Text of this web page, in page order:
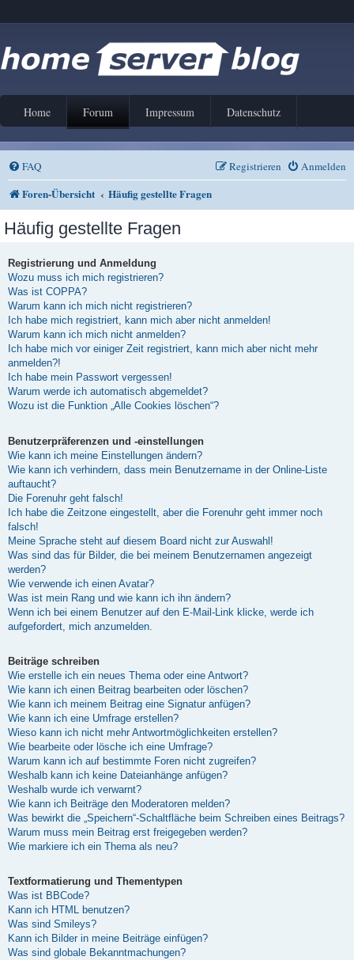
Home Forum Impressum Datenschutz
FAQ Anmelden
Registrieren
Foren-Übersicht Häufig gestellte Fragen
Häufig gestellte Fragen
Registrierung und Anmeldung
Wozu muss ich mich registrieren?
Was ist COPPA?
Warum kann ich mich nicht registrieren?
Ich habe mich registriert, kann mich aber nicht anmelden!
Warum kann ich mich nicht anmelden?
Ich habe mich vor einiger Zeit registriert, kann mich aber nicht mehr
anmelden?!
Ich habe mein Passwort vergessen!
Warum werde ich automatisch abgemeldet?
Wozu ist die Funktion „Alle Cookies löschen“?
Benutzerpräferenzen und -einstellungen
Wie kann ich meine Einstellungen ändern?
Wie kann ich verhindern, dass mein Benutzername in der Online-Liste
auftaucht?
Die Forenuhr geht falsch!
Ich habe die Zeitzone eingestellt, aber die Forenuhr geht immer noch
falsch!
Meine Sprache steht auf diesem Board nicht zur Auswahl!
Was sind das für Bilder, die bei meinem Benutzernamen angezeigt
werden?
Wie verwende ich einen Avatar?
Was ist mein Rang und wie kann ich ihn ändern?
Wenn ich bei einem Benutzer auf den E-Mail-Link klicke, werde ich
aufgefordert, mich anzumelden.
Beiträge schreiben
Wie erstelle ich ein neues Thema oder eine Antwort?
Wie kann ich einen Beitrag bearbeiten oder löschen?
Wie kann ich meinem Beitrag eine Signatur anfügen?
Wie kann ich eine Umfrage erstellen?
Wieso kann ich nicht mehr Antwortmöglichkeiten erstellen?
Wie bearbeite oder lösche ich eine Umfrage?
Warum kann ich auf bestimmte Foren nicht zugreifen?
Weshalb kann ich keine Dateianhänge anfügen?
Weshalb wurde ich verwarnt?
Wie kann ich Beiträge den Moderatoren melden?
Was bewirkt die „Speichern“-Schaltfläche beim Schreiben eines Beitrags?
Warum muss mein Beitrag erst freigegeben werden?
Wie markiere ich ein Thema als neu?
Textformatierung und Thementypen
Was ist BBCode?
Kann ich HTML benutzen?
Was sind Smileys?
Kann ich Bilder in meine Beiträge einfügen?
Was sind globale Bekanntmachungen?